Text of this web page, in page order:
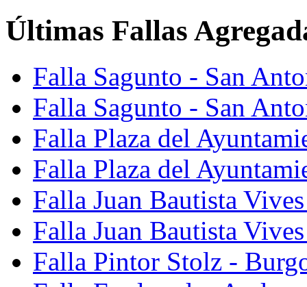
Últimas Fallas
Falla Sagunto - San
Falla Sagunto - San
Falla Plaza del
Falla Plaza del
Falla Juan Bautista
Falla Juan Bautista
Falla Pintor Stolz -